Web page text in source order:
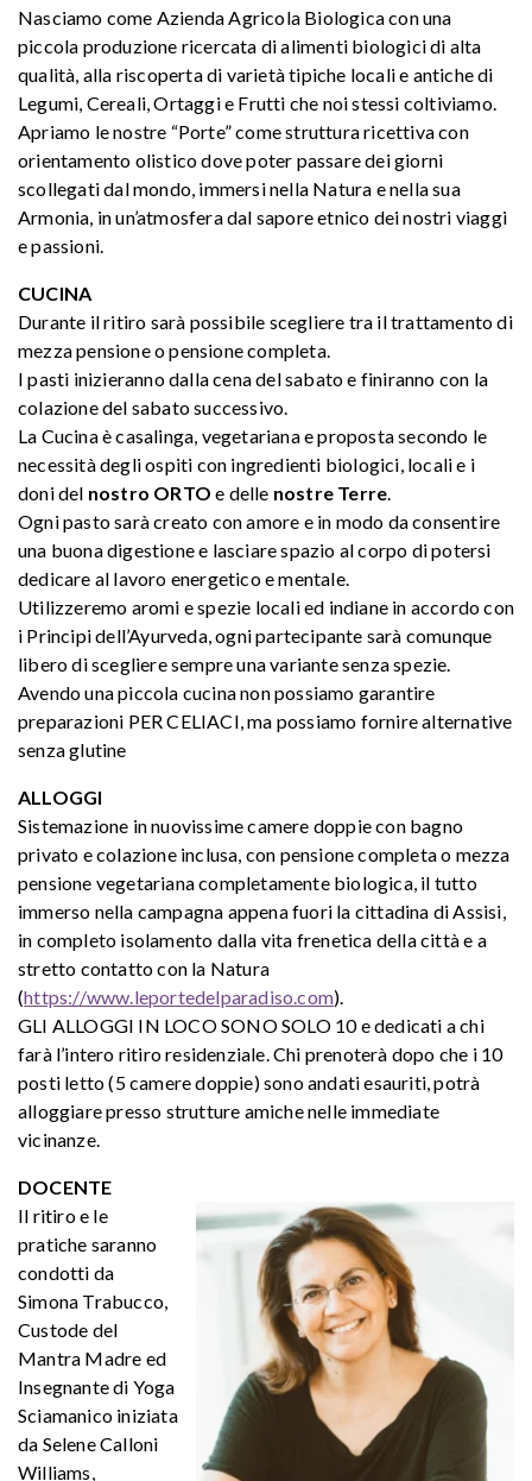
Nasciamo come Azienda Agricola Biologica con una
piccola produzione ricercata di alimenti biologici di alta
qualità, alla riscoperta di varietà tipiche locali e antiche di
Legumi, Cereali, Ortaggi e Frutti che noi stessi coltiviamo.
Apriamo le nostre “Porte” come struttura ricettiva con
orientamento olistico dove poter passare dei giorni
scollegati dal mondo, immersi nella Natura e nella sua
Armonia, in un’atmosfera dal sapore etnico dei nostri viaggi
e passioni.
CUCINA
Durante il ritiro sarà possibile scegliere tra il trattamento di
mezza pensione o pensione completa.
I pasti inizieranno dalla cena del sabato e finiranno con la
colazione del sabato successivo.
La Cucina è casalinga, vegetariana e proposta secondo le
necessità degli ospiti con ingredienti biologici, locali e i
doni del nostro ORTO e delle nostre Terre
Ogni pasto sarà creato con amore e in modo da consentire
una buona digestione e lasciare spazio al corpo di potersi
dedicare al lavoro energetico e mentale.
Utilizzeremo aromi e spezie locali ed indiane in accordo con
i Principi dell’Ayurveda, ogni partecipante sarà comunque
libero di scegliere sempre una variante senza spezie.
Avendo una piccola cucina non possiamo garantire
preparazioni PER CELIACI, ma possiamo fornire alternative
senza glutine
ALLOGGI
Sistemazione in nuovissime camere doppie con bagno
privato e colazione inclusa, con pensione completa o mezza
pensione vegetariana completamente biologica, il tutto
immerso nella campagna appena fuori la cittadina di Assisi,
in completo isolamento dalla vita frenetica della città e a
stretto contatto con la Natura
(https://www.leportedelparadiso.com).
GLI ALLOGGI IN LOCO SONO SOLO 10 e dedicati a chi
farà l’intero ritiro residenziale. Chi prenoterà dopo che i 10
posti letto (5 camere doppie) sono andati esauriti, potrà
alloggiare presso strutture amiche nelle immediate
vicinanze.
DOCENTE
Il ritiro e le
pratiche saranno
condotti da
Simona Trabucco,
Custode del
Mantra Madre ed
Insegnante di Yoga
Sciamanico iniziata
da Selene Calloni
Williams,